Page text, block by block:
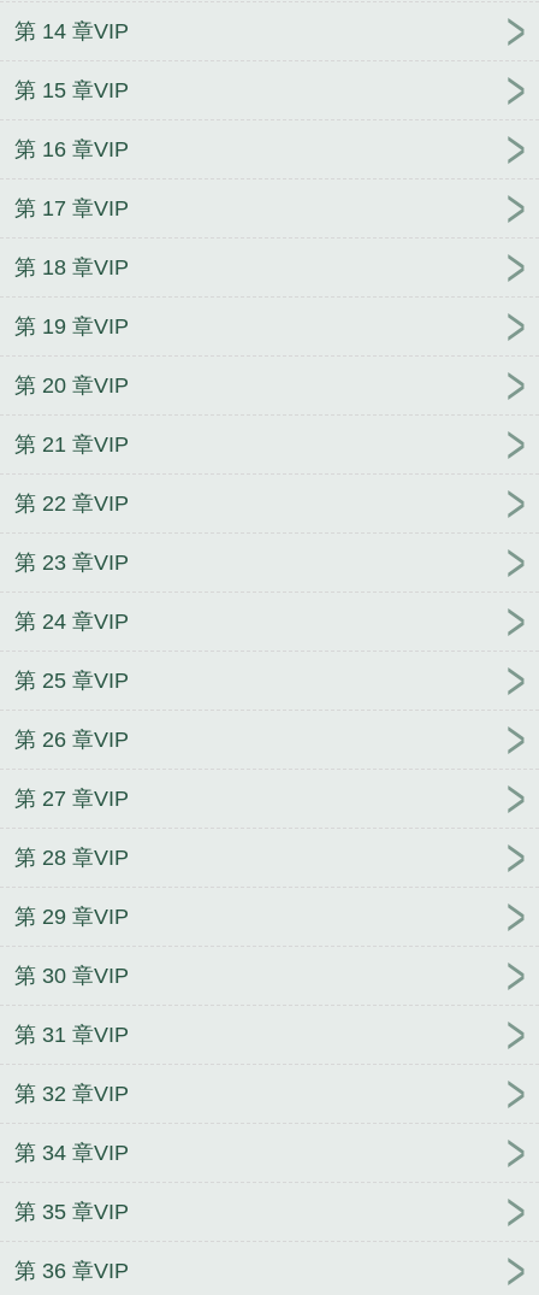
第 14 章VIP
第 15 章VIP
第 16 章VIP
第 17 章VIP
第 18 章VIP
第 19 章VIP
第 20 章VIP
第 21 章VIP
第 22 章VIP
第 23 章VIP
第 24 章VIP
第 25 章VIP
第 26 章VIP
第 27 章VIP
第 28 章VIP
第 29 章VIP
第 30 章VIP
第 31 章VIP
第 32 章VIP
第 34 章VIP
第 35 章VIP
第 36 章VIP